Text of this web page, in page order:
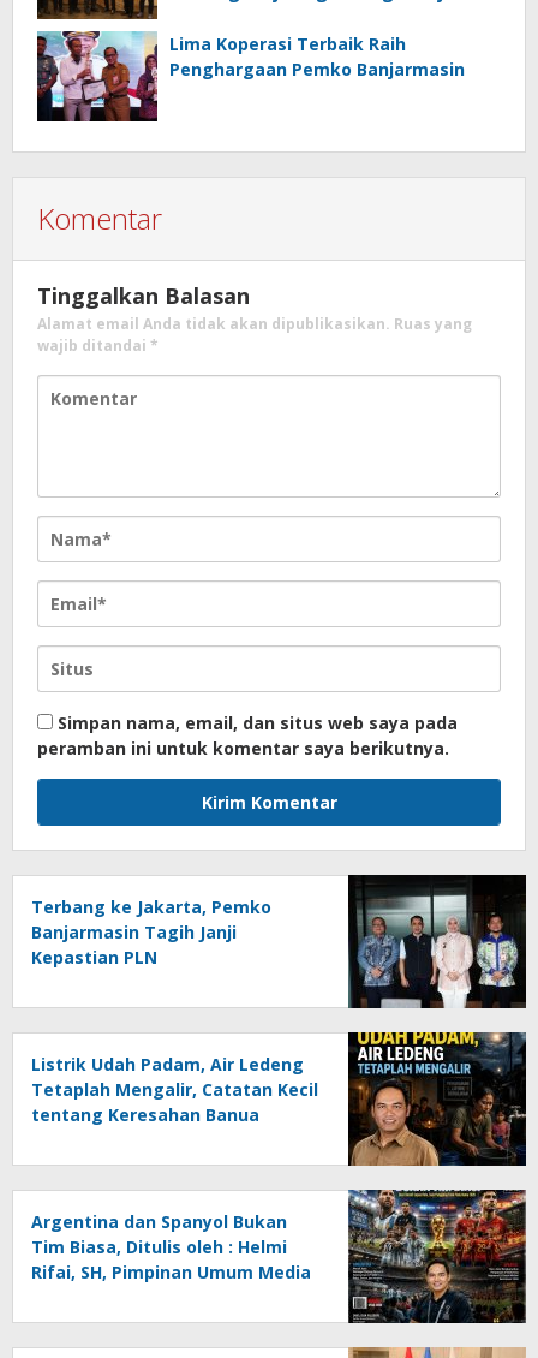
Lima Koperasi Terbaik Raih
Penghargaan Pemko Banjarmasin
Komentar
Tinggalkan Balasan
Alamat email Anda tidak akan dipublikasikan. Ruas yang
wajib ditandai *
Simpan nama, email, dan situs web saya pada
peramban ini untuk komentar saya berikutnya.
Terbang ke Jakarta, Pemko
Banjarmasin Tagih Janji
Kepastian PLN
Listrik Udah Padam, Air Ledeng
Tetaplah Mengalir, Catatan Kecil
tentang Keresahan Banua
Ancaman Lingkungan, Oleh :
Helmi Rifai, SH
Argentina dan Spanyol Bukan
Tim Biasa, Ditulis oleh : Helmi
Rifai, SH, Pimpinan Umum Media